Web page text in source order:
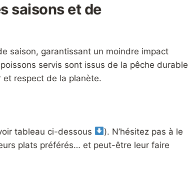
saisons et de
saison, garantissant un moindre impact
servis sont issus de la pêche durable
et respect de la planète.
tableau ci-dessous
). N’hésitez pas à le
plats préférés… et peut-être leur faire